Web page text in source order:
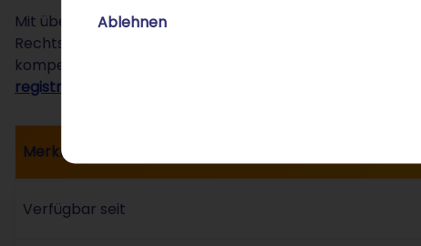
Ablehnen
Mit über 25 Jahren Erfahrung im Domain- und Hosting-
Rechtsdienstleistern zuverlässig zur Seite – mit einem
kompetent hilft wie bei der Ersteinrichtung. Wer seine
registrieren
Merkmal
Verfügbar seit